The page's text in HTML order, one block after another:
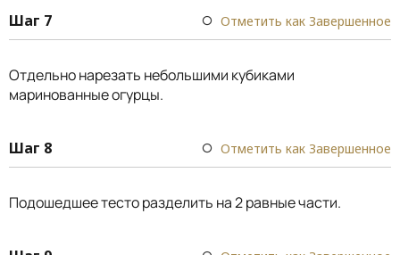
Шаг 7 Отметить как Завершенное
Отдельно нарезать небольшими кубиками
маринованные огурцы.
Шаг 8 Отметить как Завершенное
Подошедшее тесто разделить на 2 равные части.